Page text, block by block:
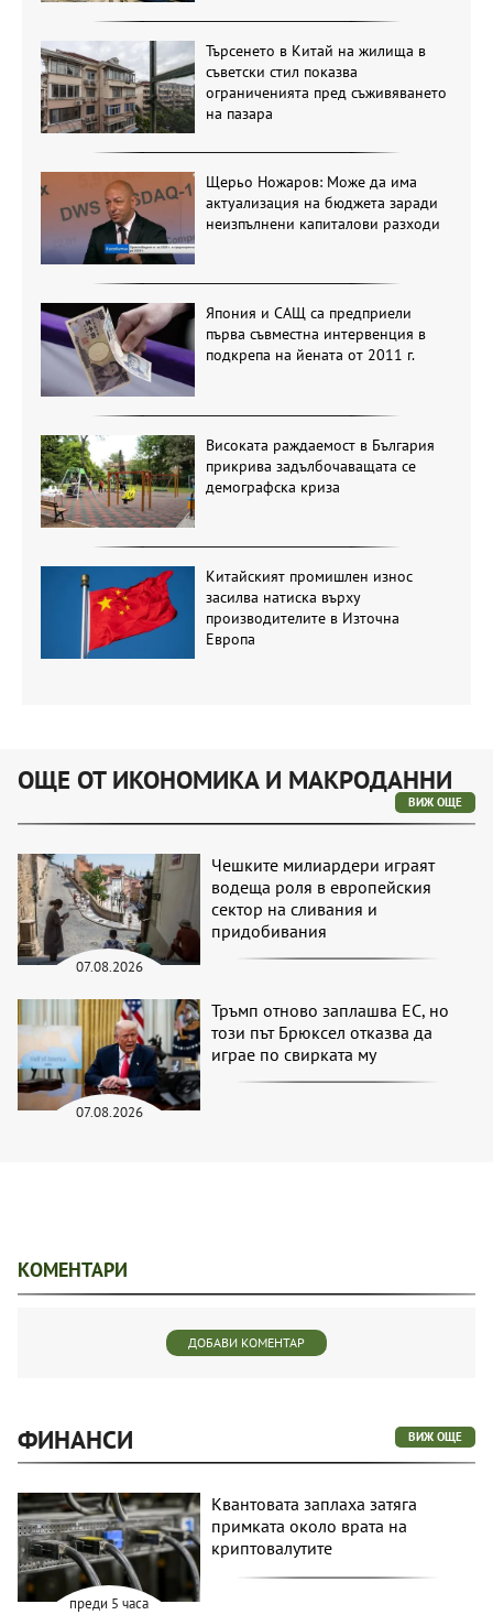
Търсенето в Китай на жилища в
съветски стил показва
ограниченията пред съживяването
на пазара
Щерьо Ножаров: Може да има
актуализация на бюджета заради
неизпълнени капиталови разходи
Япония и САЩ са предприели
първа съвместна интервенция в
подкрепа на йената от 2011 г.
Високата раждаемост в България
прикрива задълбочаващата се
демографска криза
Китайският промишлен износ
засилва натиска върху
производителите в Източна
Европа
ОЩЕ ОТ ИКОНОМИКА И МАКРОДАННИ
ВИЖ ОЩЕ
07.08.2026
Чешките милиардери играят
водеща роля в европейския
сектор на сливания и
придобивания
07.08.2026
Тръмп отново заплашва ЕС, но
този път Брюксел отказва да
играе по свирката му
КОМЕНТАРИ
ДОБАВИ КОМЕНТАР
ФИНАНСИ ВИЖ ОЩЕ
преди 5 часа
Квантовата заплаха затяга
примката около врата на
криптовалутите